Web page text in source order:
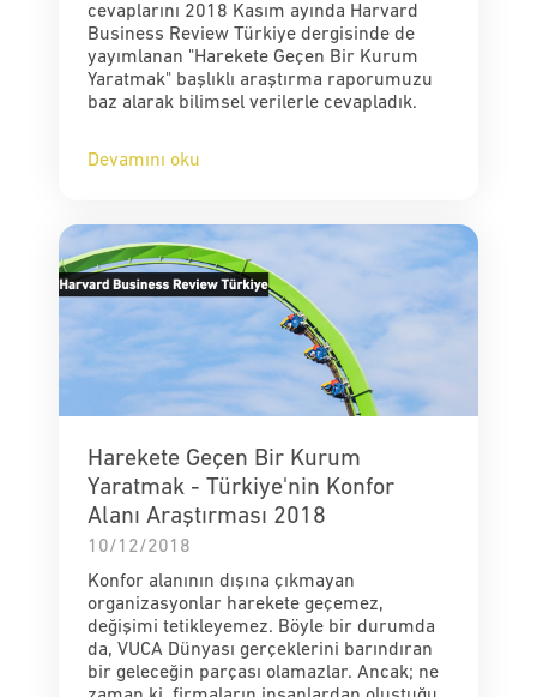
cevaplarını 2018 Kasım ayında Harvard
Business Review Türkiye dergisinde de
yayımlanan "Harekete Geçen Bir Kurum
Yaratmak" başlıklı araştırma raporumuzu
baz alarak bilimsel verilerle cevapladık.
Devamını oku
Harekete Geçen Bir Kurum
Yaratmak - Türkiye'nin Konfor
Alanı Araştırması 2018
10/12/2018
Konfor alanının dışına çıkmayan
organizasyonlar harekete geçemez,
değişimi tetikleyemez. Böyle bir durumda
da, VUCA Dünyası gerçeklerini barındıran
bir geleceğin parçası olamazlar. Ancak; ne